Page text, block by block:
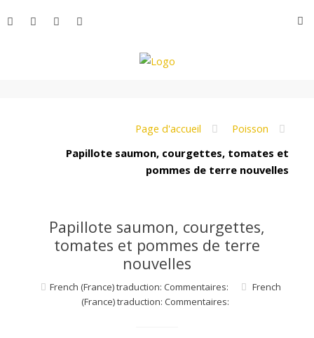
au
Page d'accueil
Poisson
Papillote saumon, courgettes, tomates et
pommes de terre nouvelles
Papillote saumon, courgettes,
tomates et pommes de terre
nouvelles
French (France) traduction: Commentaires:
French
(France) traduction: Commentaires: